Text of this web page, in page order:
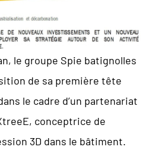
le groupe Spie batignolles
de sa première tête
le cadre d’un partenariat
conceptrice de
3D dans le bâtiment.